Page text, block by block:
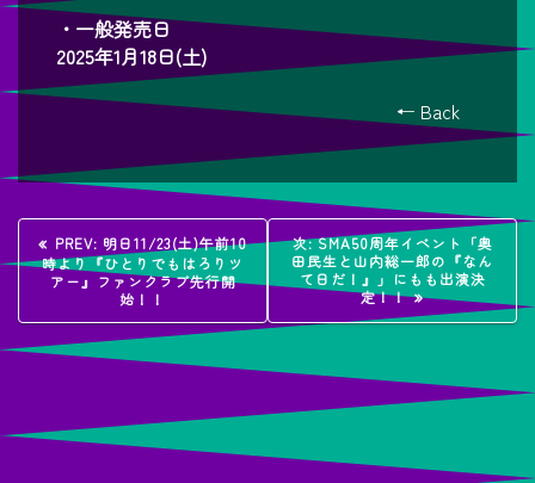
・一般発売日
2025年1月18日(土)
← Back
投
稿
ナ
ゲ
PREV: 過
去
の
投
稿:
明日11/23(土)午前10
時より『ひとりでもはろりツ
アー』ファンクラブ先行開
始！！
次:次
の
投
稿:
SMA50周年イベント「奥
田民生と山内総一郎の『なん
て日だ！』」にもも出演決
定！！